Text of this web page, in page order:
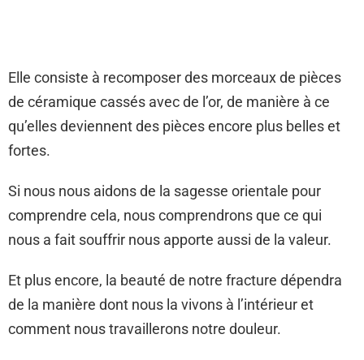
Elle consiste à recomposer des morceaux de pièces
de céramique cassés avec de l’or, de manière à ce
qu’elles deviennent des pièces encore plus belles et
fortes.
Si nous nous aidons de la sagesse orientale pour
comprendre cela, nous comprendrons que ce qui
nous a fait souffrir nous apporte aussi de la valeur.
Et plus encore, la beauté de notre fracture dépendra
de la manière dont nous la vivons à l’intérieur et
comment nous travaillerons notre douleur.